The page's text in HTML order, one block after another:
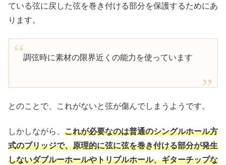
ている弦に戻した弦を巻き付ける部分を保護するためにあ
ります。
調弦時に素材の限界近くの能力を使っています
とのことで、これがないと弦が傷んでしまうようです。
しかしながら、 これが必要なのは普通のシングルホール方
式のブリッジで、原理的に弦に弦を巻き付ける部分が発生
しないダブルーホールやトリプルホール、ギターチップな